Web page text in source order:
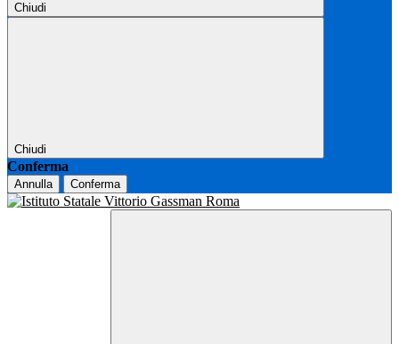
Chiudi
Chiudi
Conferma
Annulla Conferma